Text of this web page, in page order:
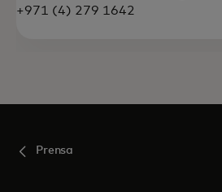
+971 (4) 279 1642
Prensa